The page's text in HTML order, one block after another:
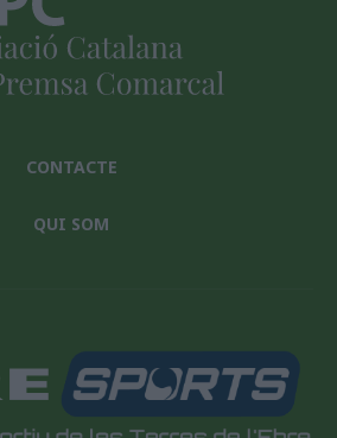
CONTACTE
QUI SOM